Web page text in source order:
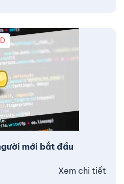
mới bắt đầu
Xem chi tiết